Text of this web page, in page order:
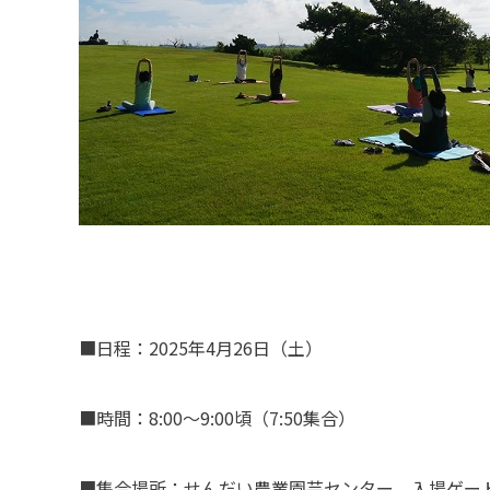
■日程：2025年4月26日（土）
■時間：8:00～9:00頃（7:50集合）